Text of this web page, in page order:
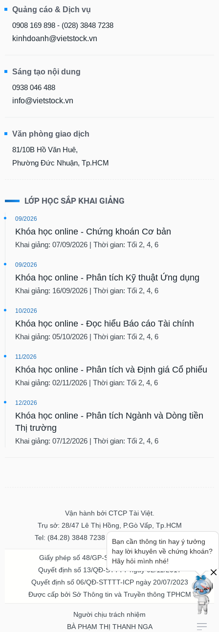
Quảng cáo & Dịch vụ
0908 169 898 - (028) 3848 7238
kinhdoanh@vietstock.vn
Sáng tạo nội dung
0938 046 488
info@vietstock.vn
Văn phòng giao dịch
81/10B Hồ Văn Huê,
Phường Đức Nhuận, Tp.HCM
LỚP HỌC SẮP KHAI GIẢNG
09/2026
Khóa học online - Chứng khoán Cơ bản
Khai giảng: 07/09/2026 | Thời gian: Tối 2, 4, 6
09/2026
Khóa học online - Phân tích Kỹ thuật Ứng dụng
Khai giảng: 16/09/2026 | Thời gian: Tối 2, 4, 6
10/2026
Khóa học online - Đọc hiểu Báo cáo Tài chính
Khai giảng: 05/10/2026 | Thời gian: Tối 2, 4, 6
11/2026
Khóa học online - Phân tích và Định giá Cổ phiếu
Khai giảng: 02/11/2026 | Thời gian: Tối 2, 4, 6
12/2026
Khóa học online - Phân tích Ngành và Dòng tiền
Thị trường
Khai giảng: 07/12/2026 | Thời gian: Tối 2, 4, 6
Vận hành bởi CTCP Tài Việt.
Trụ sở: 28/47 Lê Thị Hồng, P.Gò Vấp, Tp.HCM
Tel: (84.28) 3848 7238 - Fax: (84.28) 3848 7237
Giấy phép số 48/GP-STTTT ngày 04/11/2016
Quyết định số 13/QĐ-STTTT ngày 02/11/2017
Quyết định số 06/QĐ-STTTT-ICP ngày 20/07/2023
Được cấp bởi Sở Thông tin và Truyền thông TPHCM
Người chịu trách nhiệm
BÀ PHẠM THỊ THANH NGA
Bạn cần thông tin hay ý tưởng
hay lời khuyên về chứng khoán?
Hãy hỏi mình nhé!